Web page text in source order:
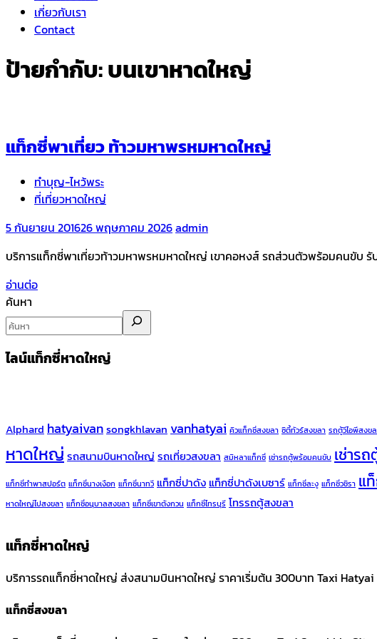
เกี่ยวกับเรา
Contact
ป้ายกำกับ:บนเขาหาดใหญ่
แท็กซี่พาเที่ยว ท้าวมหาพรหมหาดใหญ่
ทำบุญ-ไหว้พระ
ที่เที่ยวหาดใหญ่
5 กันยายน 201626 พฤษภาคม 2026admin
บริการแท็กซี่พาเที่ยวท้าวมหาพรหมหาดใหญ่ เขาคอหงส์ รถส่วนตัวพร้อมคนขับ
อ่านต่อ
ค้นหา
ไลน์แท็กซี่หาดใหญ่
Alphard hatyaivansongkhlavan vanhatyai คิวแท็กซี่สงขลา ซิตี้ทัวร์สงขลา รถตู้วีไอพีสงข
หาดใหญ่ รถสนามบินหาดใหญ่ รถเที่ยวสงขลา สมิหลาแท็กซี่ เช่ารถตู้พร้อมคนขับ เช่าร
แท็กซี่ทำพาสปอร์ต แท็กซี่นางเงือก แท็กซี่นาทวี แท็กซี่ปาดัง แท็กซี่ปาดังเบซาร์ แท็กซี่ละงู แท็กซี่วชิรา แ
หาดใหญ่ไปสงขลา แท็กซี่อนุบาลสงขลา แท็กซี่เขาตังกวน แท็กซี่ไทรบุรี โทรรถตู้สงขลา
แท็กซี่หาดใหญ่
บริการรถแท็กซี่หาดใหญ่ ส่งสนามบินหาดใหญ่ ราคาเริ่มต้น 300บาท Taxi
แท็กซี่สงขลา